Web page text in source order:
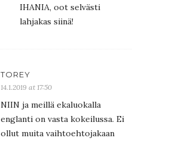
IHANIA, oot selvästi
lahjakas siinä!
TOREY
14.1.2019 at 17:50
NIIN ja meillä ekaluokalla
englanti on vasta kokeilussa. Ei
ollut muita vaihtoehtojakaan